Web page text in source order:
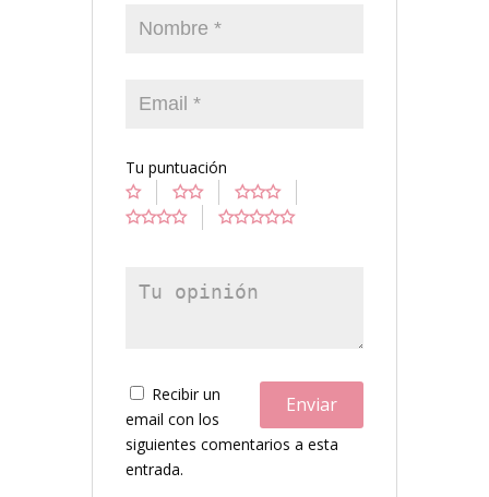
Tu puntuación
Recibir un
email con los
siguientes comentarios a esta
entrada.